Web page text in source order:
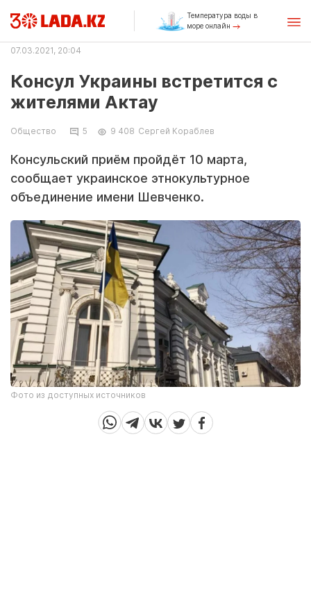
Температура воды в
море онлайн
07.03.2021, 20:04
Консул Украины встретится с
жителями Актау
Общество 5 9 408 Сергей Кораблев
Консульский приём пройдёт 10 марта,
сообщает украинское этнокультурное
объединение имени Шевченко.
Фото из доступных источников